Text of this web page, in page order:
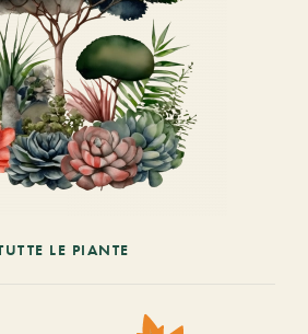
LE PIANTE